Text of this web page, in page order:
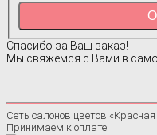
Спасибо за Ваш заказ!
Мы свяжемся с Вами в
Сеть салонов цветов
Принимаем к оплате: